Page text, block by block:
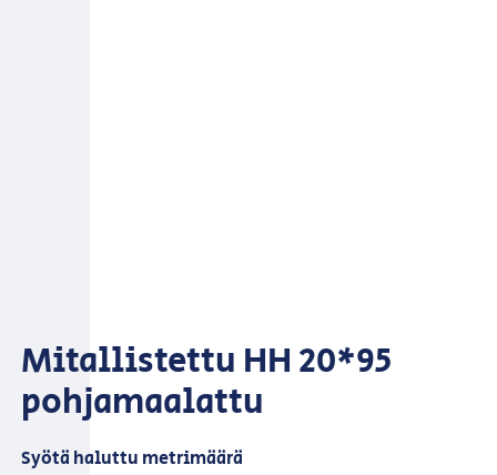
Mitallistettu HH 20*95
pohjamaalattu
Syötä haluttu metrimäärä